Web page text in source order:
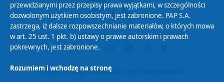
Projekt i realizacja: © 2022Webtom.pl
przewidzianymi przez przepisy prawa wyjątkami, w szczególności
dozwolonym użytkiem osobistym, jest zabronione. PAP S.A.
zastrzega, iż dalsze rozpowszechnianie materiałów, o których mowa
w art. 25 ust. 1 pkt. b) ustawy o prawie autorskim i prawach
pokrewnych, jest zabronione.
Rozumiem i wchodzę na stronę